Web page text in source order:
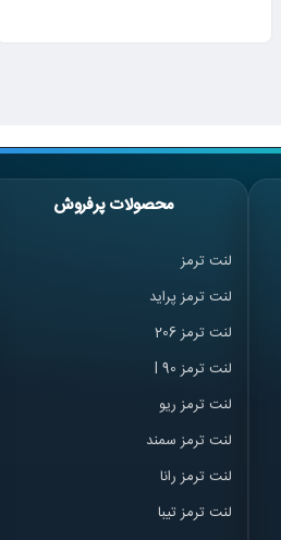
محصولات پرفروش
لنت ترمز
لنت ترمز پراید
لنت ترمز 206
لنت ترمز l 90
لنت ترمز ریو
لنت ترمز سمند
لنت ترمز رانا
لنت ترمز تیبا